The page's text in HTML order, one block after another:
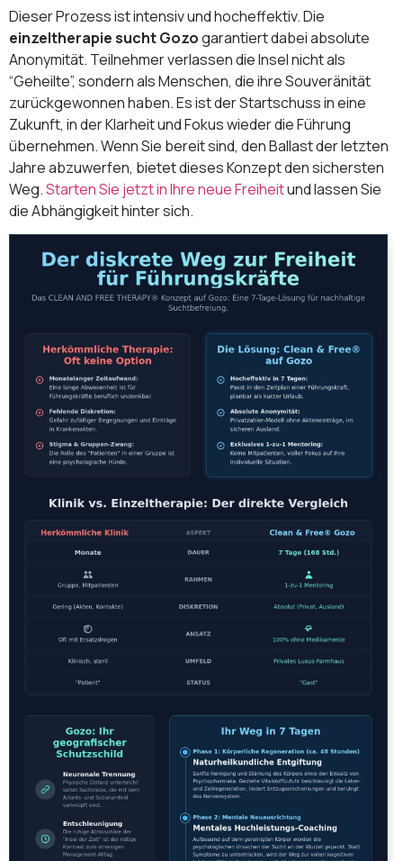
Dieser Prozess ist intensiv und hocheffektiv. Die
einzeltherapie sucht Gozogarantiert dabei absolute
Anonymität. Teilnehmer verlassen die Insel nicht als
“Geheilte”, sondern als Menschen, die ihre Souveränität
zurückgewonnen haben. Es ist der Startschuss in eine
Zukunft, in der Klarheit und Fokus wieder die Führung
übernehmen. Wenn Sie bereit sind, den Ballast der letzten
Jahre abzuwerfen, bietet dieses Konzept den sichersten
Weg.Starten Sie jetzt in Ihre neue Freiheitund lassen Sie
die Abhängigkeit hinter sich.